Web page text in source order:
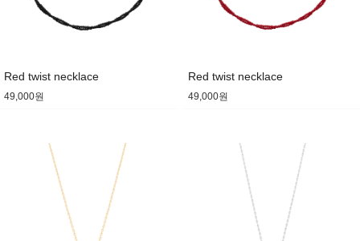
Red twist necklace
49,000원
Red twist necklace
49,000원